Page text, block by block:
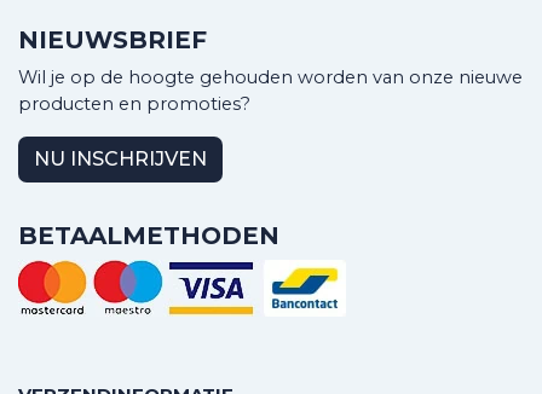
NIEUWSBRIEF
Wil je op de hoogte gehouden worden van onze nieuwe
producten en promoties?
NU INSCHRIJVEN
BETAALMETHODEN